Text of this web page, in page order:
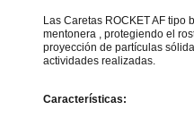
Las Caretas ROCKET AF tipo
mentonera , protegiendo el
proyección de partículas
actividades realizadas.
Características: